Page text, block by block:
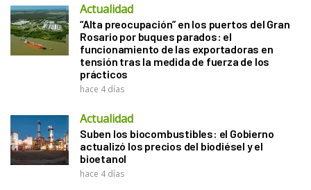
Actualidad
“Alta preocupación” en los puertos del Gran
Rosario por buques parados: el
funcionamiento de las exportadoras en
tensión tras la medida de fuerza de los
prácticos
hace 4 días
Actualidad
Suben los biocombustibles: el Gobierno
actualizó los precios del biodiésel y el
bioetanol
hace 4 días